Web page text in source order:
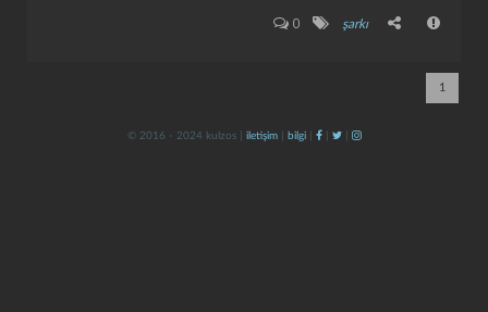
0 şarkı
1
kapat kaydet
© 2016 - 2024 kulzos | iletişim| bilgi| | |